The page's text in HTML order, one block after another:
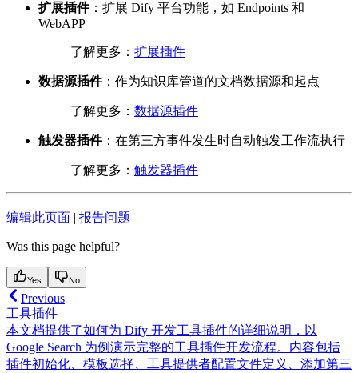
扩展插件：扩展 Dify 平台功能，如 Endpoints 和
WebAPP
了解更多： 扩展插件
数据源插件：作为知识库管道的文档数据源和起点
了解更多： 数据源插件
触发器插件：在第三方事件发生时自动触发工作流执行
了解更多： 触发器插件
编辑此页面 | 报告问题
Was this page helpful?
Yes No
Previous
工具插件
本文档提供了如何为 Dify 开发工具插件的详细说明，以
Google Search 为例演示完整的工具插件开发流程。内容包括
插件初始化、模板选择、工具提供者配置文件定义、添加第三